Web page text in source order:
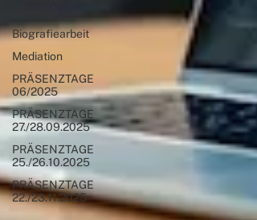
Biografiearbeit
Mediation
PRÄSENZTAGE
06/2025
PRÄSENZTAGE
27./28.09.2025
PRÄSENZTAGE
25./26.10.2025
PRÄSENZTAGE
22./23.11.2025